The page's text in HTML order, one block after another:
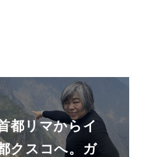
都リマからイ
クスコへ。ガ